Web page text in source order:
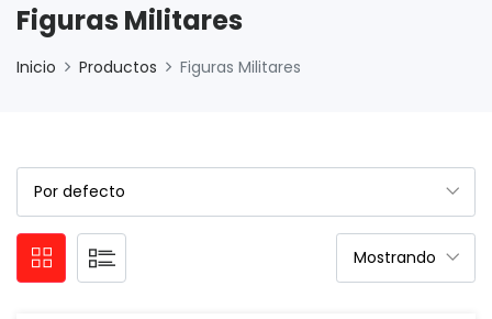
Figuras Militares
Inicio Productos Figuras Militares